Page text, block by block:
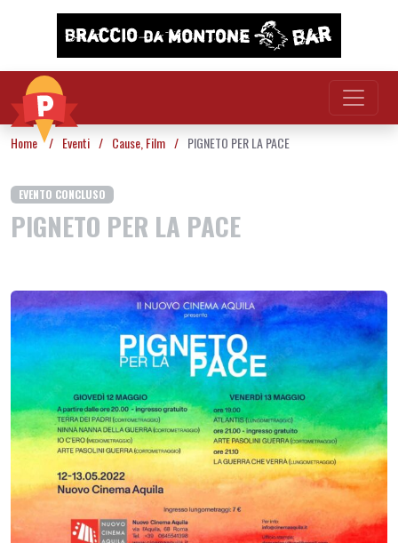
Vai al contenuto
Home / Eventi / Cause Film / PIGNETO PER LA PACE
EVENTO CONCLUSO
PIGNETO PER LA PACE